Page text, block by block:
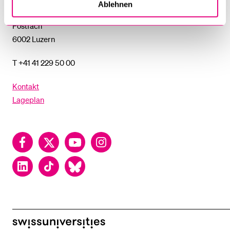
Ablehnen
Postfach
6002 Luzern
T +41 41 229 50 00
Kontakt
Lageplan
FacebookTwitter YouTubeInstagram
LinkedInTikTok Bluesky
swissuniversities